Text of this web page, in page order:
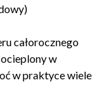
całorocznego
w
w praktyce wiele